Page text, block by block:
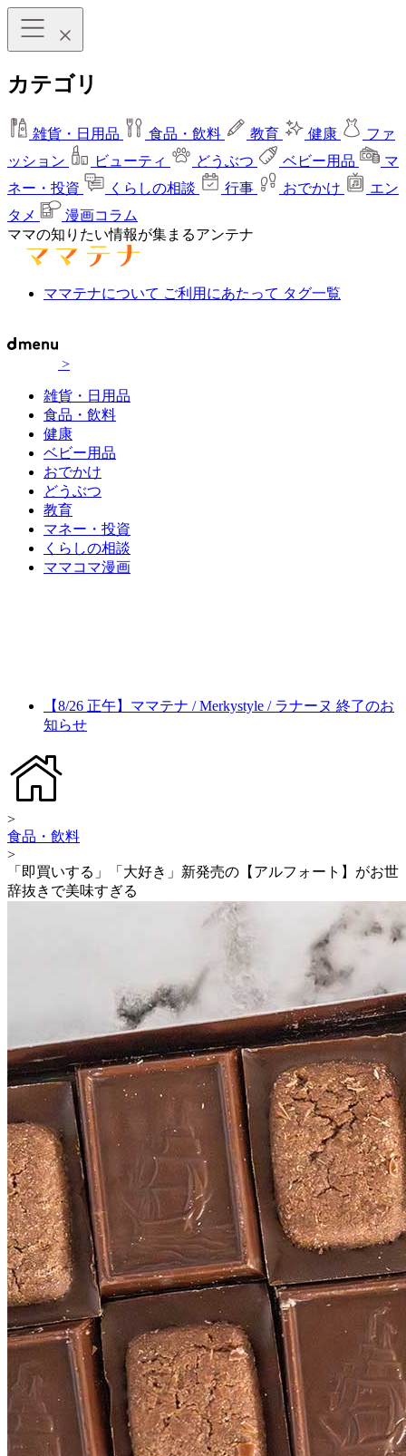
カテゴリ
雑貨・日用品 食品・飲料 教育 健康
ファ
ッション
ビューティ どうぶつ ベビー用品
マ
ネー・投資
くらしの相談 行事 おでかけ
エン
タメ
漫画コラム
ママの知りたい情報が集まるアンテナ
ママテナについて ご利用にあたって タグ一覧
>
雑貨・日用品
食品・飲料
健康
ベビー用品
おでかけ
どうぶつ
教育
マネー・投資
くらしの相談
ママコマ漫画
【8/26 正午】ママテナ / Merkystyle / ラナーヌ 終了のお
知らせ
>
食品・飲料
>
「即買いする」「大好き」新発売の【アルフォート】がお世
辞抜きで美味すぎる